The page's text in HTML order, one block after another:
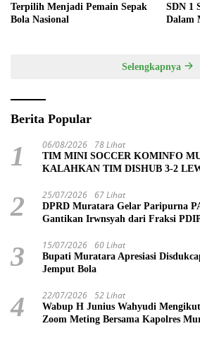
Terpilih Menjadi Pemain Sepak
Bola Nasional
SDN 1
Dalam
Selengkapnya
Berita Popular
1 06/08/2026 78 Lihat
TIM MINI SOCCER KOMINFO
KALAHKAN TIM DISHUB 3-2
2 25/07/2026 67 Lihat
DPRD Muratara Gelar Paripurna
Gantikan Irwnsyah dari Fraksi
3 15/07/2026 60 Lihat
Bupati Muratara Apresiasi
Jemput Bola
4 22/07/2026 52 Lihat
Wabup H Junius Wahyudi
Zoom Meting Bersama Kapolres